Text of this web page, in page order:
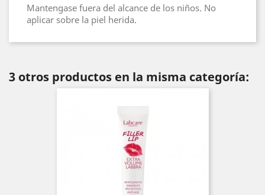
Mantengase fuera del alcance de los niños. No
aplicar sobre la piel herida.
3 otros productos en la misma categoría: